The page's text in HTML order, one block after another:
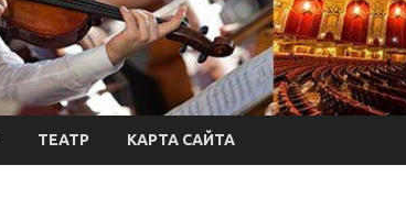
ТЕАТР КАРТА САЙТА